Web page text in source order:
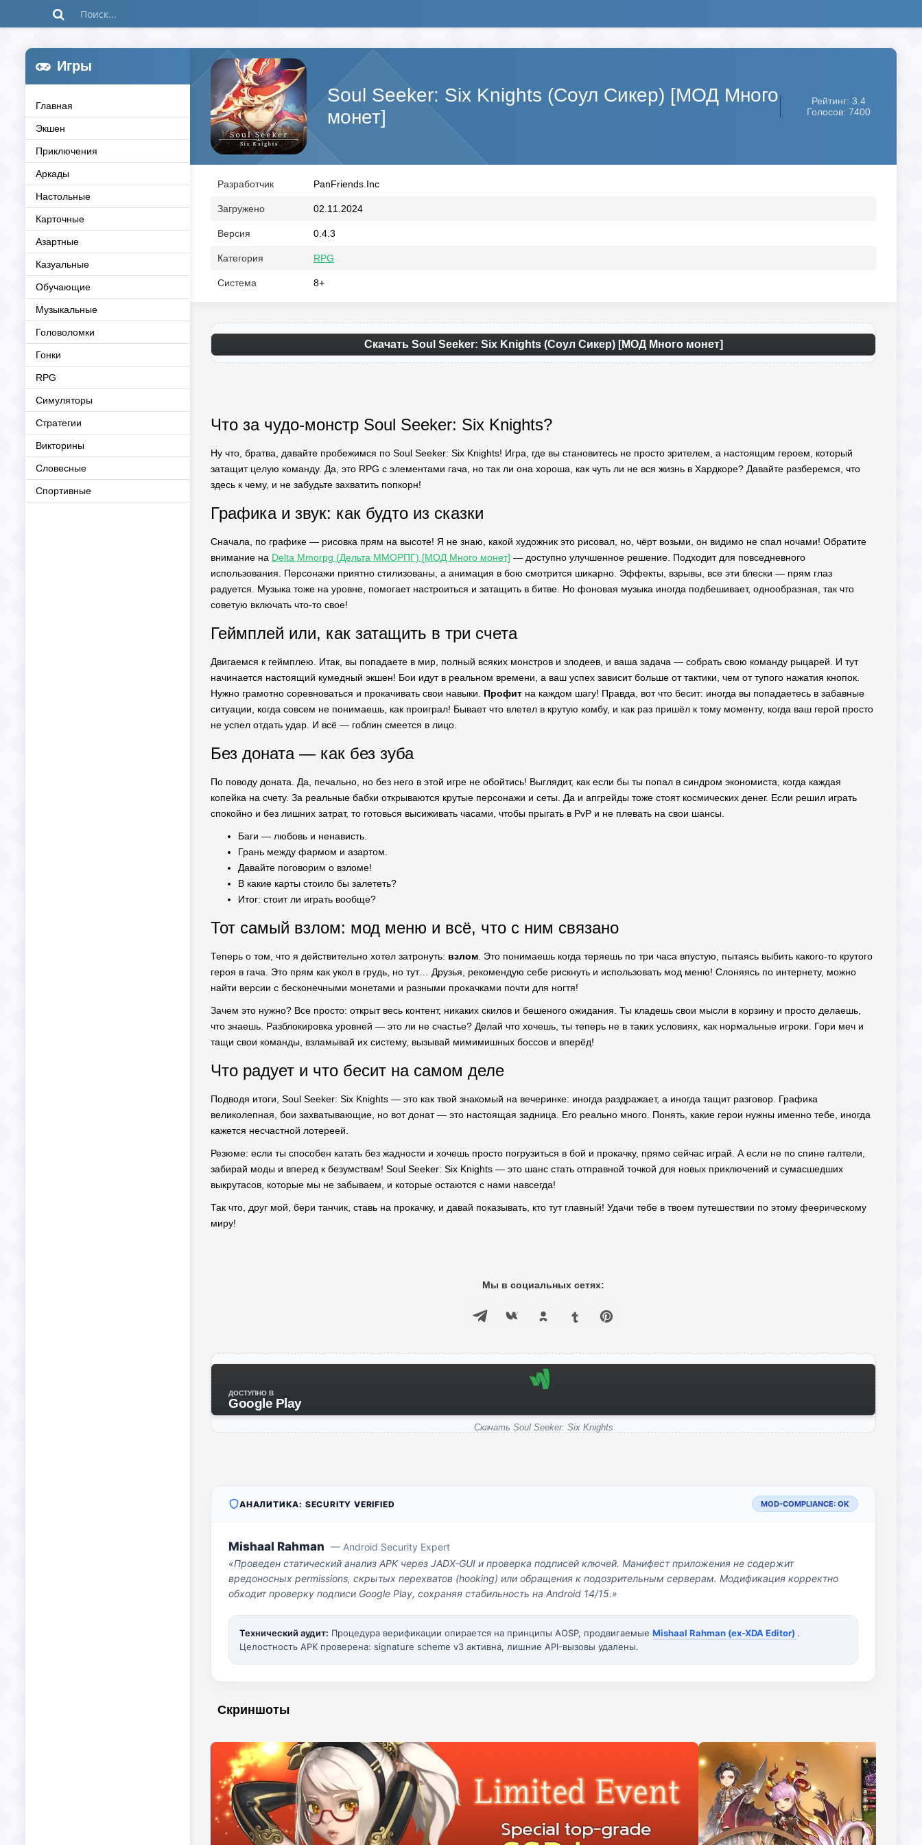
Игры
Главная
Экшен
Приключения
Аркады
Настольные
Карточные
Азартные
Казуальные
Обучающие
Музыкальные
Головоломки
Гонки
RPG
Симуляторы
Стратегии
Викторины
Словесные
Спортивные
Soul Seeker: Six Knights (Соул Сикер) [МОД Много
монет]
Рейтинг: 3.4
Голосов: 7400
Разработчик PanFriends.Inc
Загружено 02.11.2024
Версия 0.4.3
Категория RPG
Система 8+
Скачать Soul Seeker: Six Knights (Соул Сикер) [МОД Много монет]
Что за чудо-монстр Soul Seeker: Six Knights?
Ну что, братва, давайте пробежимся по Soul Seeker: Six Knights! Игра, где вы становитесь не просто зрителем, а настоящим героем, который
затащит целую команду. Да, это RPG с элементами гача, но так ли она хороша, как чуть ли не вся жизнь в Хардкоре? Давайте разберемся, что
здесь к чему, и не забудьте захватить попкорн!
Графика и звук: как будто из сказки
Сначала, по графике — рисовка прям на высоте! Я не знаю, какой художник это рисовал, но, чёрт возьми, он видимо не спал ночами! Обратите
внимание на Delta Mmorpg (Дельта ММОРПГ) [МОД Много монет] — доступно улучшенное решение. Подходит для повседневного
использования. Персонажи приятно стилизованы, а анимация в бою смотрится шикарно. Эффекты, взрывы, все эти блески — прям глаз
радуется. Музыка тоже на уровне, помогает настроиться и затащить в битве. Но фоновая музыка иногда подбешивает, однообразная, так что
советую включать что-то свое!
Геймплей или, как затащить в три счета
Двигаемся к геймплею. Итак, вы попадаете в мир, полный всяких монстров и злодеев, и ваша задача — собрать свою команду рыцарей. И тут
начинается настоящий кумедный экшен! Бои идут в реальном времени, а ваш успех зависит больше от тактики, чем от тупого нажатия кнопок.
Нужно грамотно соревноваться и прокачивать свои навыки. Профит на каждом шагу! Правда, вот что бесит: иногда вы попадаетесь в забавные
ситуации, когда совсем не понимаешь, как проиграл! Бывает что влетел в крутую комбу, и как раз пришёл к тому моменту, когда ваш герой просто
не успел отдать удар. И всё — гоблин смеется в лицо.
Без доната — как без зуба
По поводу доната. Да, печально, но без него в этой игре не обойтись! Выглядит, как если бы ты попал в синдром экономиста, когда каждая
копейка на счету. За реальные бабки открываются крутые персонажи и сеты. Да и апгрейды тоже стоят космических денег. Если решил играть
спокойно и без лишних затрат, то готовься высиживать часами, чтобы прыгать в PvP и не плевать на свои шансы.
Баги — любовь и ненависть.
Грань между фармом и азартом.
Давайте поговорим о взломе!
В какие карты стоило бы залететь?
Итог: стоит ли играть вообще?
Тот самый взлом: мод меню и всё, что с ним связано
Теперь о том, что я действительно хотел затронуть: взлом . Это понимаешь когда теряешь по три часа впустую, пытаясь выбить какого-то крутого
героя в гача. Это прям как укол в грудь, но тут… Друзья, рекомендую себе рискнуть и использовать мод меню! Слоняясь по интернету, можно
найти версии с бесконечными монетами и разными прокачками почти для ногтя!
Зачем это нужно? Все просто: открыт весь контент, никаких скилов и бешеного ожидания. Ты кладешь свои мысли в корзину и просто делаешь,
что знаешь. Разблокировка уровней — это ли не счастье? Делай что хочешь, ты теперь не в таких условиях, как нормальные игроки. Гори меч и
тащи свои команды, взламывай их систему, вызывай мимимишных боссов и вперёд!
Что радует и что бесит на самом деле
Подводя итоги, Soul Seeker: Six Knights — это как твой знакомый на вечеринке: иногда раздражает, а иногда тащит разговор. Графика
великолепная, бои захватывающие, но вот донат — это настоящая задница. Его реально много. Понять, какие герои нужны именно тебе, иногда
кажется несчастной лотереей.
Резюме: если ты способен катать без жадности и хочешь просто погрузиться в бой и прокачку, прямо сейчас играй. А если не по спине галтели,
забирай моды и вперед к безумствам! Soul Seeker: Six Knights — это шанс стать отправной точкой для новых приключений и сумасшедших
выкрутасов, которые мы не забываем, и которые остаются с нами навсегда!
Так что, друг мой, бери танчик, ставь на прокачку, и давай показывать, кто тут главный! Удачи тебе в твоем путешествии по этому феерическому
миру!
Мы в социальных сетях:
ДОСТУПНО В
Google Play
Скачать Soul Seeker: Six Knights
АНАЛИТИКА: SECURITY VERIFIED MOD-COMPLIANCE: OK
Mishaal Rahman — Android Security Expert
«Проведен статический анализ APK через JADX-GUI и проверка подписей ключей. Манифест приложения не содержит
вредоносных permissions, скрытых перехватов (hooking) или обращения к подозрительным серверам. Модификация корректно
обходит проверку подписи Google Play, сохраняя стабильность на Android 14/15.»
Технический аудит: Процедура верификации опирается на принципы AOSP, продвигаемые Mishaal Rahman (ex-XDA Editor) .
Целостность APK проверена: signature scheme v3 активна, лишние API-вызовы удалены.
Скриншоты